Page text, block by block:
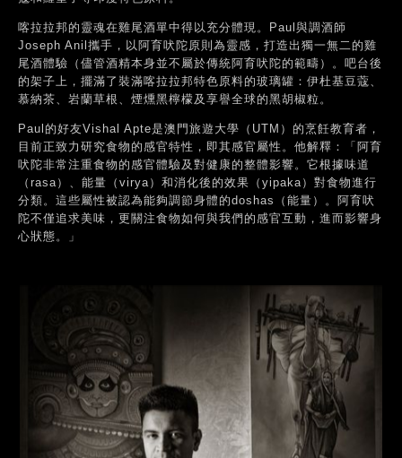
喀拉拉邦的靈魂在雞尾酒單中得以充分體現。Paul與調酒師
Joseph Anil攜手，以阿育吠陀原則為靈感，打造出獨一無二的雞
尾酒體驗（儘管酒精本身並不屬於傳統阿育吠陀的範疇）。吧台後
的架子上，擺滿了裝滿喀拉拉邦特色原料的玻璃罐：伊杜基豆蔻、
慕納茶、岩蘭草根、煙燻黑檸檬及享譽全球的黑胡椒粒。
Paul的好友Vishal Apte是澳門旅遊大學（UTM）的烹飪教育者，
目前正致力研究食物的感官特性，即其感官屬性。他解釋：「阿育
吠陀非常注重食物的感官體驗及對健康的整體影響。它根據味道
（rasa）、能量（virya）和消化後的效果（yipaka）對食物進行
分類。這些屬性被認為能夠調節身體的doshas（能量）。阿育吠
陀不僅追求美味，更關注食物如何與我們的感官互動，進而影響身
心狀態。」